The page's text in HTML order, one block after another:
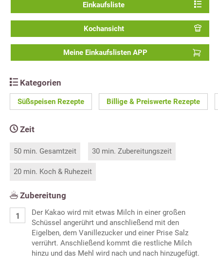
Einkaufsliste
Kochansicht
Meine Einkaufslisten APP
Kategorien
Süßspeisen Rezepte Billige & Preiswerte Rezepte
Zeit
50 min. Gesamtzeit 30 min. Zubereitungszeit
20 min. Koch & Ruhezeit
Zubereitung
Der Kakao wird mit etwas Milch in einer großen
Schüssel angerührt und anschließend mit den
Eigelben, dem Vanillezucker und einer Prise Salz
verrührt. Anschließend kommt die restliche Milch
hinzu und das Mehl wird nach und nach hinzugefügt.